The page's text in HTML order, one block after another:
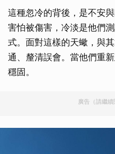
這種忽冷的背後，是不安
害怕被傷害，冷淡是他們
式。面對這樣的天蠍，與
通、釐清誤會。當他們重
穩固。
廣告（請繼續